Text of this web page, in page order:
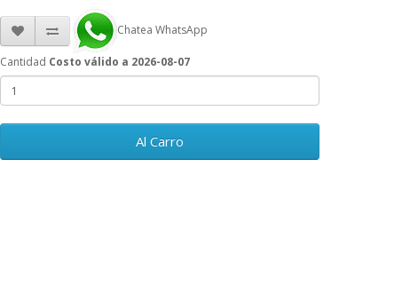
Chatea WhatsApp
Cantidad Costo válido a 2026-08-07
Al Carro